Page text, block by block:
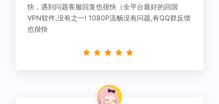
快，遇到问题客服回复也很快（全平台最好的回国
VPN软件,没有之一! 1080P流畅没有问题,有QQ群反馈
也很快